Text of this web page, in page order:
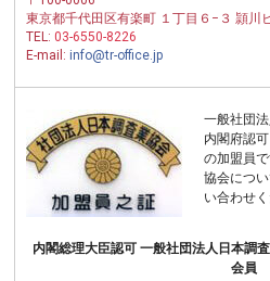
東京都千代田区有楽町 １丁目６−３ 頴川
TEL:03-6550-8226
E-mail:info@tr-office.jp
一般社団
内閣府認
の加盟員で
協会につ
い合わせく
内閣総理大臣認可 一般社団法人日本調
会員